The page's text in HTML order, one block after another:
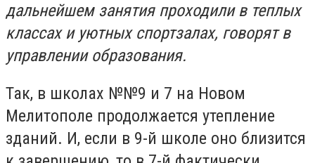
дальнейшем занятия проходили в теплых
классах и уютных спортзалах, говорят в
управлении образования.
Так, в школах №№9 и 7 на Новом
Мелитополе продолжается утепление
зданий. И, если в 9-й школе оно близится